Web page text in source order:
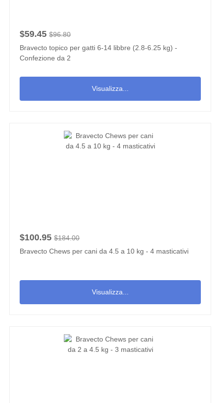
$59.45 $96.80
Bravecto topico per gatti 6-14 libbre (2.8-6.25 kg) -
Confezione da 2
Visualizza...
$100.95 $184.00
Bravecto Chews per cani da 4.5 a 10 kg - 4 masticativi
Visualizza...